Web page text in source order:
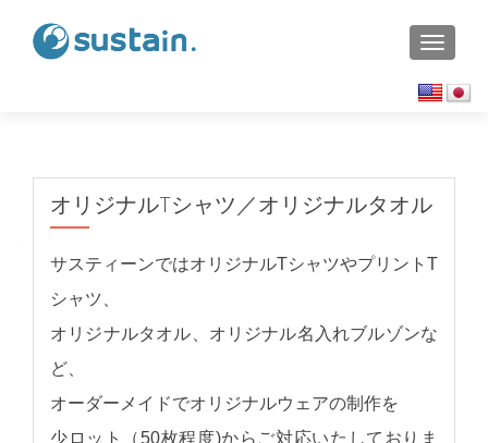
オリジナルTシャツ／オリジナルタオル
サスティーンではオリジナルTシャツやプリントT
シャツ、
オリジナルタオル、オリジナル名入れブルゾンな
ど、
オーダーメイドでオリジナルウェアの制作を
少ロット（50枚程度)からご対応いたしておりま